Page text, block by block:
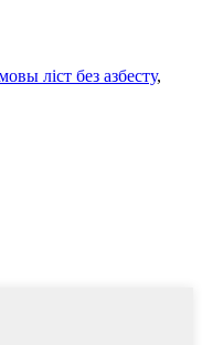
ліст без азбесту,